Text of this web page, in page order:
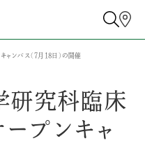
ンパス（7月18日）の開催
研究科臨床
プンキャ